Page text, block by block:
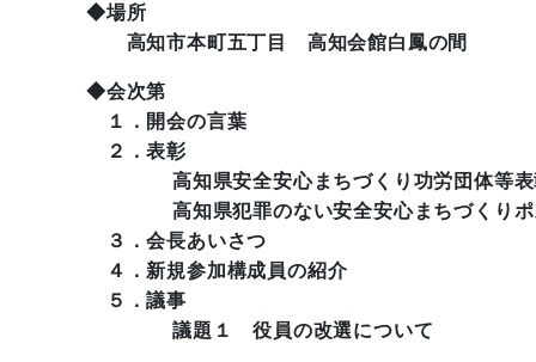
◆場所
高知市本町五丁目 高知会館白鳳の間
◆会次第
１．開会の言葉
２．表彰
高知県安全安心まちづくり功労団体等表
高知県犯罪のない安全安心まちづくりポス
３．会長あいさつ
４．新規参加構成員の紹介
５．議事
議題１ 役員の改選について